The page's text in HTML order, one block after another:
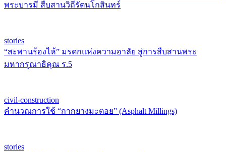
พระบารมี สืบสานวิถีรัตนโกสินทร์
stories
“สะพานร้องไห้” มรดกแห่งความอาลัย สู่การสืบสานพระ
มหากรุณาธิคุณ ร.5
civil-construction
คำนวณการใช้ “กากยางมะตอย” (Asphalt Millings)
stories